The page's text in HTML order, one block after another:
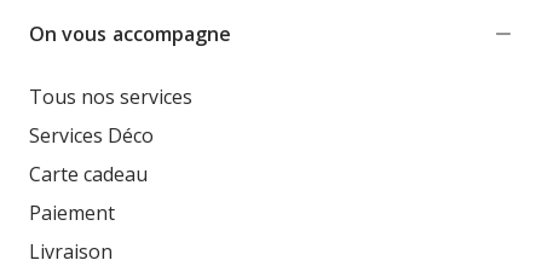
On vous accompagne
Tous nos services
Services Déco
Carte cadeau
Paiement
Livraison